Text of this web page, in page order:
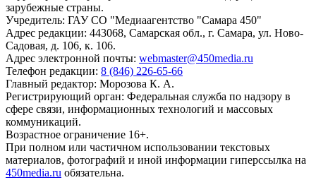
зарубежные страны.
Учредитель: ГАУ СО "Медиаагентство "Самара 450"
Адрес редакции: 443068, Самарская обл., г. Самара, ул. Ново-
Садовая, д. 106, к. 106.
Адрес электронной почты: webmaster@450media.ru
Телефон редакции: 8 (846) 226-65-66
Главный редактор: Морозова К. А.
Регистрирующий орган: Федеральная служба по надзору в
сфере связи, информационных технологий и массовых
коммуникаций.
Возрастное ограничение 16+.
При полном или частичном использовании текстовых
материалов, фотографий и иной информации гиперссылка на
450media.ru обязательна.